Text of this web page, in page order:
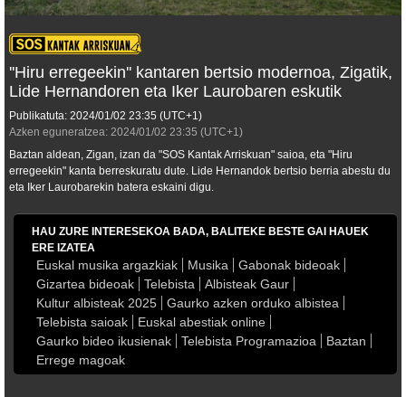
''Hiru erregeekin'' kantaren bertsio modernoa, Zigatik,
Lide Hernandoren eta Iker Laurobaren eskutik
Publikatuta: 2024/01/02 23:35 (UTC+1)
Azken eguneratzea: 2024/01/02 23:35 (UTC+1)
Baztan aldean, Zigan, izan da "SOS Kantak Arriskuan" saioa, eta "Hiru
erregeekin" kanta berreskuratu dute. Lide Hernandok bertsio berria abestu du
eta Iker Laurobarekin batera eskaini digu.
HAU ZURE INTERESEKOA BADA, BALITEKE BESTE GAI HAUEK
ERE IZATEA
Euskal musika argazkiak Musika
Gabonak bideoak
Gizartea bideoak
Telebista
Albisteak Gaur
Kultur albisteak 2025
Gaurko azken orduko albistea
Telebista saioak
Euskal abestiak online
Gaurko bideo ikusienak
Telebista Programazioa
Baztan
Errege magoak